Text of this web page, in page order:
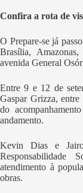
Confira a rota de
O Prepare-se já
Brasília,
avenida General
Entre 9 e 12 de
Gaspar Grizza,
do
andamento.
Kevin Dias e
Responsabilidade
atendimento à
obras.